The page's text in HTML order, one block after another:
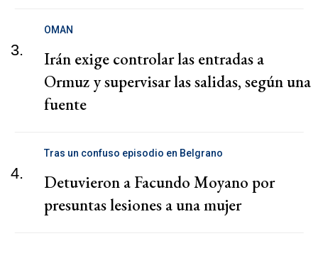
3.
OMAN
Irán exige controlar las entradas a
Ormuz y supervisar las salidas, según una
fuente
4.
Tras un confuso episodio en Belgrano
Detuvieron a Facundo Moyano por
presuntas lesiones a una mujer